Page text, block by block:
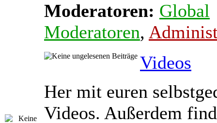
Moderatoren: Global
Moderatoren,
Videos
Her mit euren
Videos. Außerdem